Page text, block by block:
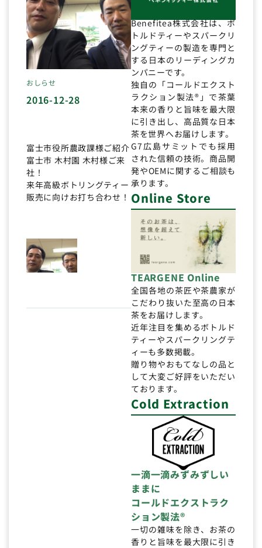
おしらせ
2016-12-28
富士市役所農政課様ご紹介
富士市 木村園 木村様ご来
社！
来年高級ボトリングティー
販売に向けお打ち合わせ！
Benefitea株式会社は、ボ
トルドティーやスパークリ
ングティーの製造を専門と
する日本のリーディングカ
ンパニーです。
独自の「コールドエクスト
ラクション製法®」で茶葉
本来の香りと旨味を最大限
に引き出し、高品質な日本
茶を世界へお届けします。
G7広島サミットでも採用
された信頼の技術。商品開
発やOEMに関するご相談も
承ります。
Online Store
TEARGENE Online
全国各地の茶匠や茶農家が
こだわり抜いた至高の日本
茶をお届けします。
近年注目を集めるボトルド
ティーやスパークリングテ
ィーも多数掲載。
贈り物やおもてなしの品と
して大変ご好評をいただい
ております。
Cold Extraction
一滴一滴みずみずしい
ままに
コールドエクストラク
ション製法®
一切の雑味を除き、お茶の
香りと旨味を最大限に引き